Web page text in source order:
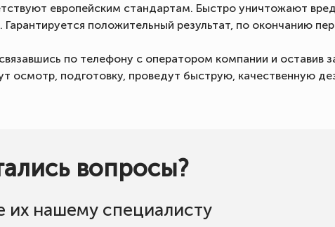
европейским стандартам. Быстро уничтожают
положительный результат, по окончанию
по телефону с оператором компании и оставив
осмотр, подготовку, проведут быструю, качественную
вопросы?
их нашему специалисту